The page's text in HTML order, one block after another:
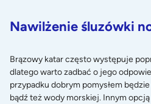
Nawilżenie śluzówki
Brązowy katar często występuje
dlatego warto zadbać o jego
przypadku dobrym pomysłem
bądź też wody morskiej. Innym